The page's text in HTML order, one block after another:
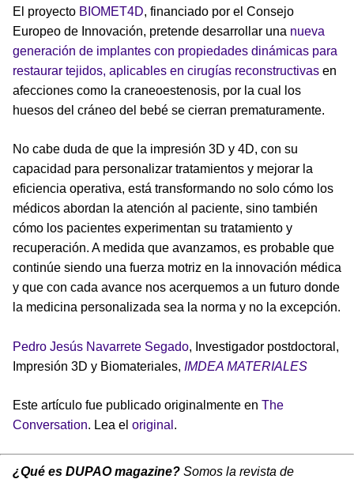
El proyecto BIOMET4D, financiado por el Consejo
Europeo de Innovación, pretende desarrollar una nueva
generación de implantes con propiedades dinámicas para
restaurar tejidos, aplicables en cirugías reconstructivas en
afecciones como la craneoestenosis, por la cual los
huesos del cráneo del bebé se cierran prematuramente.
No cabe duda de que la impresión 3D y 4D, con su
capacidad para personalizar tratamientos y mejorar la
eficiencia operativa, está transformando no solo cómo los
médicos abordan la atención al paciente, sino también
cómo los pacientes experimentan su tratamiento y
recuperación. A medida que avanzamos, es probable que
continúe siendo una fuerza motriz en la innovación médica
y que con cada avance nos acerquemos a un futuro donde
la medicina personalizada sea la norma y no la excepción.
Pedro Jesús Navarrete Segado, Investigador postdoctoral,
Impresión 3D y Biomateriales, IMDEA MATERIALES
Este artículo fue publicado originalmente en The
Conversation. Lea el original .
¿Qué es DUPAO magazine? Somos la revista de